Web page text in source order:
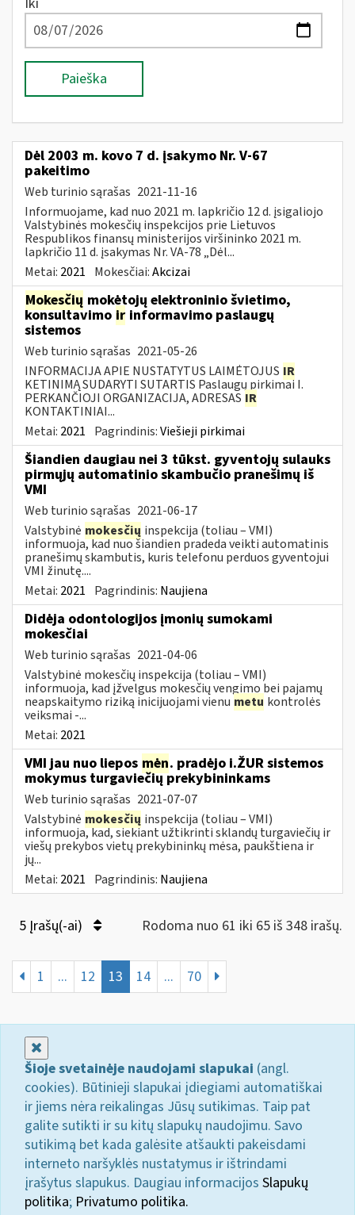
Paieška
Dėl 2003 m. kovo 7 d. įsakymo Nr. V-67
pakeitimo
Web turinio sąrašas 2021-11-16
Informuojame, kad nuo 2021 m. lapkričio 12 d. įsigaliojo
Valstybinės mokesčių inspekcijos prie Lietuvos
Respublikos finansų ministerijos viršininko 2021 m.
lapkričio 11 d. įsakymas Nr. VA-78 „Dėl...
Metai: 2021 Mokesčiai:Akcizai
Mokesčių mokėtojų elektroninio švietimo,
konsultavimo ir informavimo paslaugų
sistemos
Web turinio sąrašas 2021-05-26
INFORMACIJA APIE NUSTATYTUS LAIMĖTOJUS IR
KETINIMĄ SUDARYTI SUTARTIS Paslaugų pirkimai I.
PERKANČIOJI ORGANIZACIJA, ADRESAS IR
KONTAKTINIAI...
Metai: 2021 Pagrindinis:Viešieji pirkimai
Šiandien daugiau nei 3 tūkst. gyventojų sulauks
pirmųjų automatinio skambučio pranešimų iš
VMI
Web turinio sąrašas 2021-06-17
Valstybinė mokesčių inspekcija (toliau – VMI)
informuoja, kad nuo šiandien pradeda veikti automatinis
pranešimų skambutis, kuris telefonu perduos gyventojui
VMI žinutę....
Metai: 2021 Pagrindinis: Naujiena
Didėja odontologijos įmonių sumokami
mokesčiai
Web turinio sąrašas 2021-04-06
Valstybinė mokesčių inspekcija (toliau – VMI)
informuoja, kad įžvelgus mokesčių vengimo bei pajamų
neapskaitymo riziką inicijuojami vienu metu kontrolės
veiksmai -...
Metai: 2021
VMI jau nuo liepos mėn. pradėjo i.ŽUR sistemos
mokymus turgaviečių prekybininkams
Web turinio sąrašas 2021-07-07
Valstybinė mokesčių inspekcija (toliau – VMI)
informuoja, kad, siekiant užtikrinti sklandų turgaviečių ir
viešų prekybos vietų prekybininkų mėsa, paukštiena ir
jų...
Metai: 2021 Pagrindinis: Naujiena
5 Įrašų(-ai) Rodoma nuo 61 iki 65 iš 348 irašų.
1 ... 12 13 14 ... 70
Šioje svetainėje naudojami slapukai (angl.
cookies). Būtinieji slapukai įdiegiami automatiškai
ir jiems nėra reikalingas Jūsų sutikimas. Taip pat
galite sutikti ir su kitų slapukų naudojimu. Savo
sutikimą bet kada galėsite atšaukti pakeisdami
interneto naršyklės nustatymus ir ištrindami
įrašytus slapukus. Daugiau informacijos Slapukų
politika; Privatumo politika.